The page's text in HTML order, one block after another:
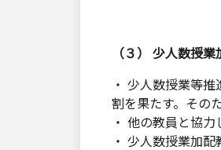
（３） 少人数授
・ 少人数授業等
割を果たす。その
・ 他の教員と協
・ 少人数授業加